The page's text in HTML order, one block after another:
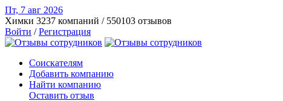
Пт, 7 авг 2026
Химки 3237 компаний / 550103 отзывов
Войти /Регистрация
Соискателям
Добавить компанию
Найти компанию
Оставить отзыв